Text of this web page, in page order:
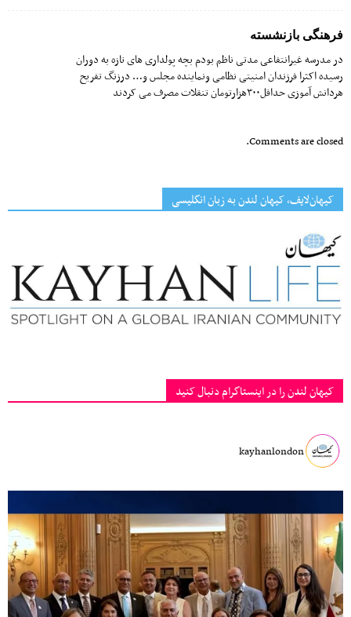
فرهنگی بازنشسته
در مدرسه غیرانتفاعی مدتی ناظم بودم بچه پولداری های تازه به دوران
رسیده اکثرا فرزندان امنیتی نظامی ونماینده مجلس و… درزنگ تفریح
هردانش آموزی حداقل۳۰۰هزارتومان تنقلات مصرف می کردند
Comments are closed.
کیهان‌لایف، کیهان لندن به زبان انگلیسی
کیهان لندن را در اینستاگرام دنبال کنید
kayhanlondon